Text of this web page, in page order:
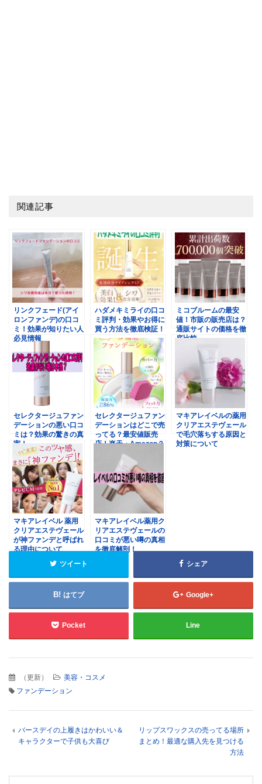
関連記事
リンクフェード(アイ
ロンファンデ)の口コ
ミ！効果が知りたい人
必見情報
ハダメキミライの口コ
ミ評判・効果やお得に
買う方法を徹底検証！
ミコブルームの最安
値！市販の販売店は？
通販サイトの価格を徹
底比較
セレクタージュファン
デーションの悪い口コ
ミは？効果の驚きの真
実！
セレクタージュファン
デーションはどこで売
ってる？最安値販売
店！楽天・Amazon？
マキアレイベルの薬用
クリアエステヴェール
で毛穴落ちする原因と
対策について
マキアレイベル 薬用
クリアエステヴェール
が神ファンデと呼ばれ
る理由について
マキアレイベル薬用ク
リアエステヴェールの
口コミが悪い噂の真相
を徹底解剖！
ツイート
シェア
はてブ Google+
Pocket Line
（更新）
美容・コスメ
ファンデーション
バースデイの上履きはかわいい＆
キャラクターで子供も大喜び
リップスワックスの売ってる場所
まとめ！最適な購入先を見つける
方法